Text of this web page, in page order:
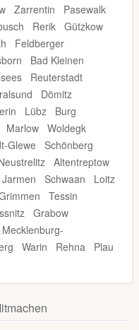
Zarrentin
Pasewalk
Rerik Gützkow
Feldberger
Bad Kleinen
Reuterstadt
Dömitz
Lübz
Burg
Marlow Woldegk
Glewe
Schönberg
Altentreptow
Jarmen Schwaan
Loitz
Tessin
Grabow
Mecklenburg-
Warin Rehna
Plau